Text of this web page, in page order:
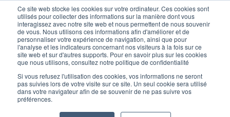
Ce site web stocke les cookies sur votre ordinateur. Ces cookies sont
utilisés pour collecter des informations sur la manière dont vous
interagissez avec notre site web et nous permettent de nous souvenir
de vous. Nous utilisons ces informations afin d'améliorer et de
personnaliser votre expérience de navigation, ainsi que pour
l'analyse et les indicateurs concernant nos visiteurs à la fois sur ce
site web et sur d'autres supports. Pour en savoir plus sur les cookies
que nous utilisons, consultez notre politique de confidentialité
Si vous refusez l'utilisation des cookies, vos informations ne seront
pas suivies lors de votre visite sur ce site. Un seul cookie sera utilisé
dans votre navigateur afin de se souvenir de ne pas suivre vos
préférences.
L’IMMOBILIER
D’INVESTISSEMENT ENTRE
DANS UNE NOUVELLE ÈRE